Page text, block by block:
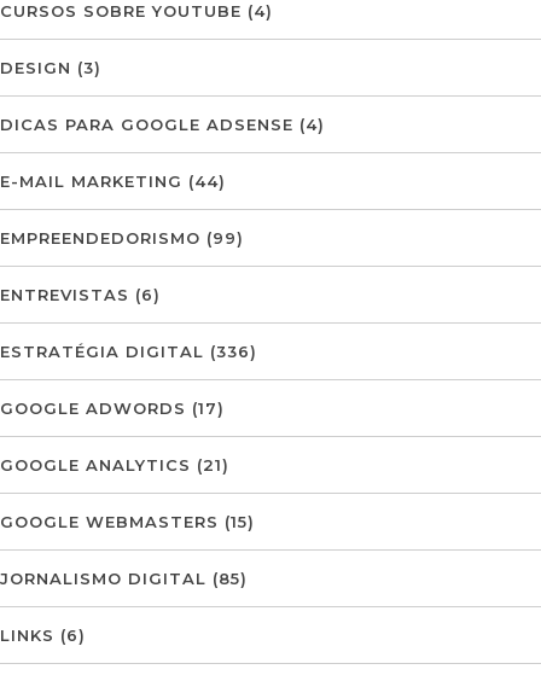
CURSOS SOBRE YOUTUBE (4)
DESIGN (3)
DICAS PARA GOOGLE ADSENSE (4)
E-MAIL MARKETING (44)
EMPREENDEDORISMO (99)
ENTREVISTAS (6)
ESTRATÉGIA DIGITAL (336)
GOOGLE ADWORDS (17)
GOOGLE ANALYTICS (21)
GOOGLE WEBMASTERS (15)
JORNALISMO DIGITAL (85)
LINKS (6)